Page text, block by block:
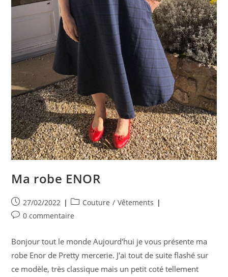
Ma robe ENOR
Publication
publiée :
27/02/2022
Post
category:
Couture / Vêtements
Commentaires
la
publication :
0 commentaire
Bonjour tout le monde Aujourd'hui je vous présente ma
robe Enor de Pretty mercerie. J'ai tout de suite flashé sur
ce modèle, très classique mais un petit coté tellement